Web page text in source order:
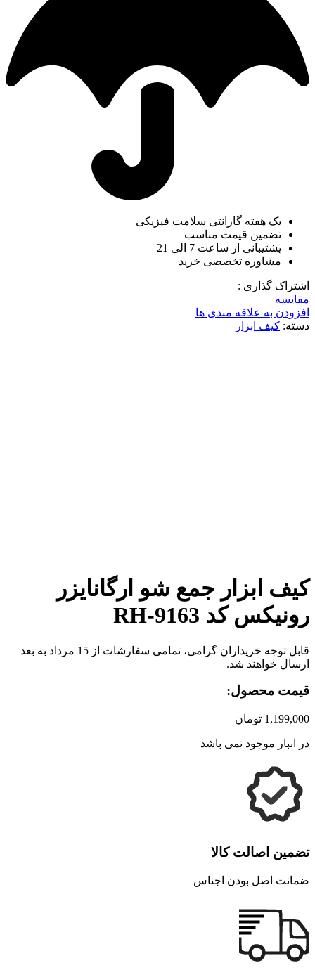
یک هفته گارانتی سلامت فیزیکی
تضمین قیمت مناسب
پشتیبانی از ساعت 7 الی 21
مشاوره تخصصی خرید
اشتراک گذاری :
مقایسه
افزودن به علاقه مندی ها
دسته: کیف ابزار
کیف ابزار جمع شو ارگانایزر
رونیکس کد RH-9163
قابل توجه خریداران گرامی، تمامی سفارشات از 15 مرداد به بعد
ارسال خواهند شد.
قیمت محصول:
1,199,000 تومان
در انبار موجود نمی باشد
تضمین اصالت کالا
ضمانت اصل بودن اجناس